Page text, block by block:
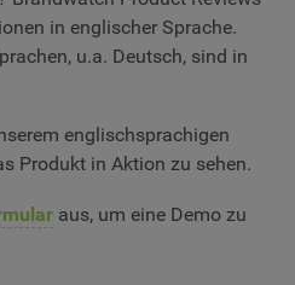
in englischer Sprache.
u.a. Deutsch, sind in
englischsprachigen
Produkt in Aktion zu sehen.
aus, um eine Demo zu